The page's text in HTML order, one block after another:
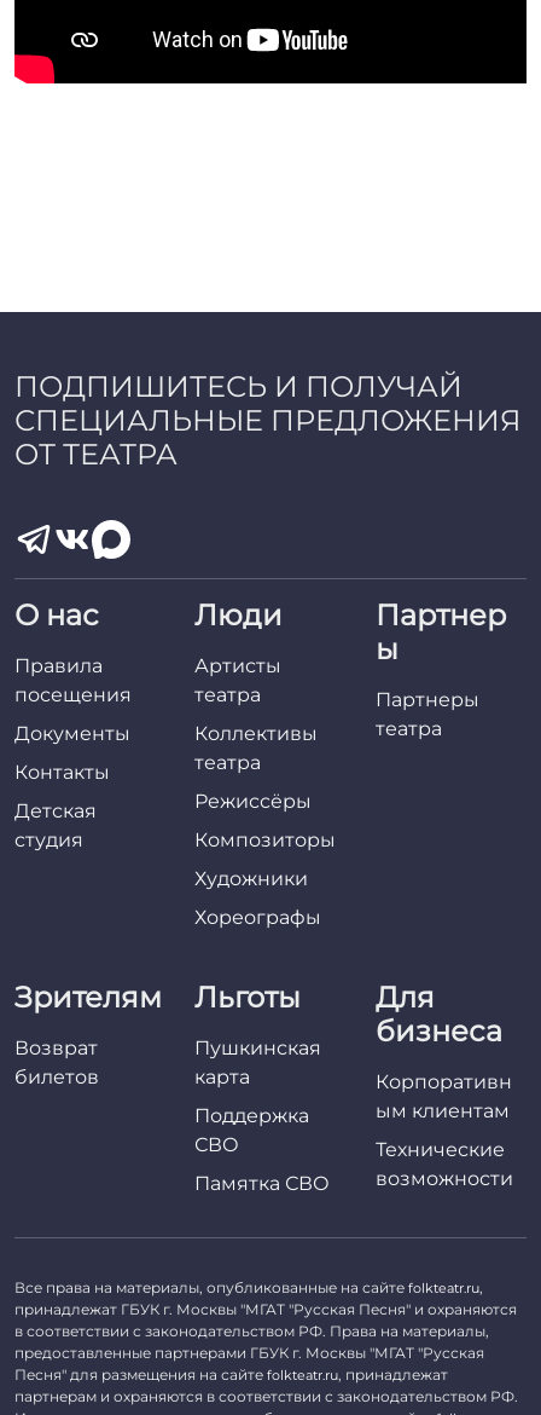
ПОДПИШИТЕСЬ И ПОЛУЧАЙ
СПЕЦИАЛЬНЫЕ ПРЕДЛОЖЕНИЯ
ОТ ТЕАТРА
О нас
Правила
посещения
Документы
Контакты
Детская
студия
Люди
Артисты
театра
Коллективы
театра
Режиссёры
Композиторы
Художники
Хореографы
Партнер
ы
Партнеры
театра
Зрителям
Возврат
билетов
Льготы
Пушкинская
карта
Поддержка
СВО
Памятка СВО
Для
бизнеса
Корпоративн
ым клиентам
Технические
возможности
Все права на материалы, опубликованные на сайте folkteatr.ru,
принадлежат ГБУК г. Москвы "МГАТ "Русская Песня" и охраняются
в соответствии с законодательством РФ. Права на материалы,
предоставленные партнерами ГБУК г. Москвы "МГАТ "Русская
Песня" для размещения на сайте folkteatr.ru, принадлежат
партнерам и охраняются в соответствии с законодательством РФ.